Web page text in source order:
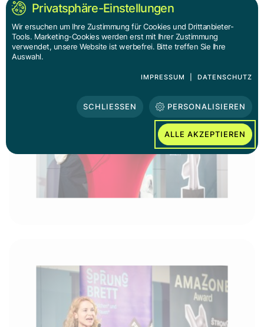
Privatsphäre-Einstellungen
Wir ersuchen um Ihre Zustimmung für Cookies und Drittanbieter-
Tools. Marketing-Cookies werden erst mit Ihrer Zustimmung
verwendet, unsere Website ist werbefrei. Bitte treffen Sie Ihre
Auswahl.
IMPRESSUM DATENSCHUTZ
SCHLIESSEN PERSONALISIEREN
ALLE AKZEPTIEREN